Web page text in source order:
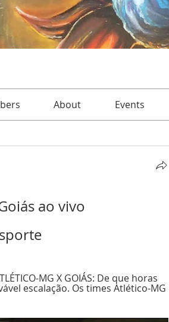
About Events
ao vivo
MG X GOIÁS: De que horas
escalação. Os times Atlético-MG